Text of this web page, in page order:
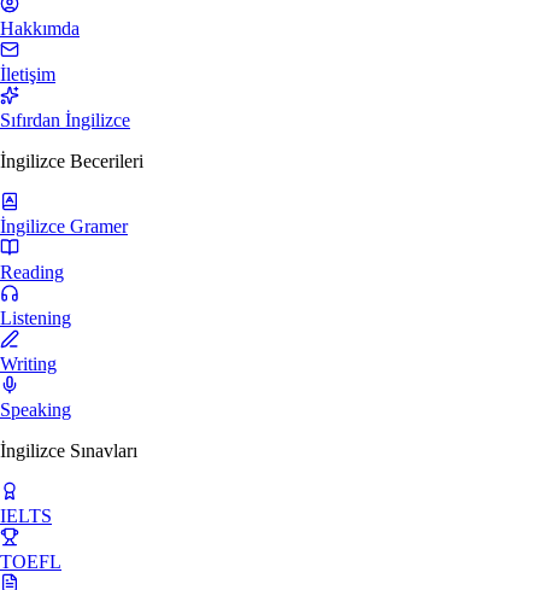
Hakkımda
İletişim
Sıfırdan İngilizce
İngilizce Becerileri
İngilizce Gramer
Reading
Listening
Writing
Speaking
İngilizce Sınavları
IELTS
TOEFL